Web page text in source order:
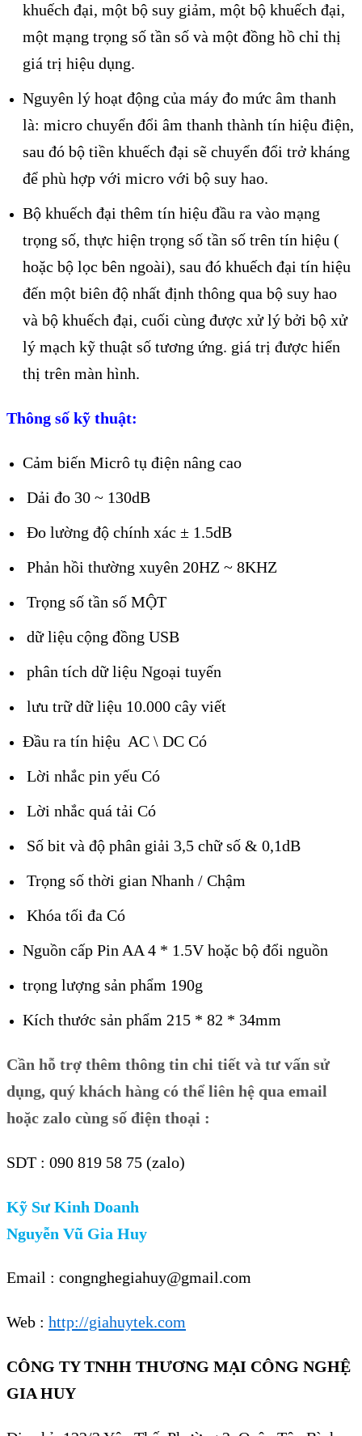
khuếch đại, một bộ suy giảm, một bộ khuếch đại,
một mạng trọng số tần số và một đồng hồ chỉ thị
giá trị hiệu dụng.
Nguyên lý hoạt động của máy đo mức âm thanh
là: micro chuyển đổi âm thanh thành tín hiệu điện,
sau đó bộ tiền khuếch đại sẽ chuyển đổi trở kháng
để phù hợp với micro với bộ suy hao.
Bộ khuếch đại thêm tín hiệu đầu ra vào mạng
trọng số, thực hiện trọng số tần số trên tín hiệu (
hoặc bộ lọc bên ngoài), sau đó khuếch đại tín hiệu
đến một biên độ nhất định thông qua bộ suy hao
và bộ khuếch đại, cuối cùng được xử lý bởi bộ xử
lý mạch kỹ thuật số tương ứng. giá trị được hiển
thị trên màn hình.
Thông số kỹ thuật:
Cảm biến Micrô tụ điện nâng cao
Dải đo 30 ~ 130dB
Đo lường độ chính xác ± 1.5dB
Phản hồi thường xuyên 20HZ ~ 8KHZ
Trọng số tần số MỘT
dữ liệu cộng đồng USB
phân tích dữ liệu Ngoại tuyến
lưu trữ dữ liệu 10.000 cây viết
Đầu ra tín hiệu AC \ DC Có
Lời nhắc pin yếu Có
Lời nhắc quá tải Có
Số bit và độ phân giải 3,5 chữ số & 0,1dB
Trọng số thời gian Nhanh / Chậm
Khóa tối đa Có
Nguồn cấp Pin AA 4 * 1.5V hoặc bộ đổi nguồn
trọng lượng sản phẩm 190g
Kích thước sản phẩm 215 * 82 * 34mm
Cần hỗ trợ thêm thông tin chi tiết và tư vấn sử
dụng, quý khách hàng có thể liên hệ qua email
hoặc zalo cùng số điện thoại :
SDT : 090 819 58 75 (zalo)
Kỹ Sư Kinh Doanh
Nguyễn Vũ Gia Huy
Email : congnghegiahuy@gmail.com
Web : http://giahuytek.com
CÔNG TY TNHH THƯƠNG MẠI CÔNG NGHỆ
GIA HUY